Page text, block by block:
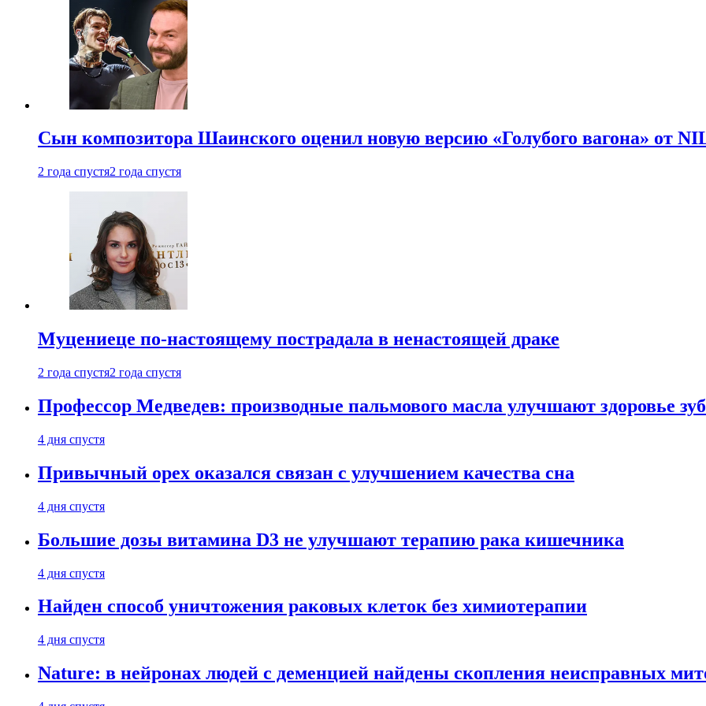
Сын композитора Шаинского оценил новую версию «Голубого вагона» от
2 года спустя2 года спустя
Муцениеце по-настоящему пострадала в ненастоящей драке
2 года спустя2 года спустя
Профессор Медведев: производные пальмового масла улучшают здоровье
4 дня спустя
Привычный орех оказался связан с улучшением качества сна
4 дня спустя
Большие дозы витамина D3 не улучшают терапию рака кишечника
4 дня спустя
Найден способ уничтожения раковых клеток без химиотерапии
4 дня спустя
Nature: в нейронах людей с деменцией найдены скопления неисправных